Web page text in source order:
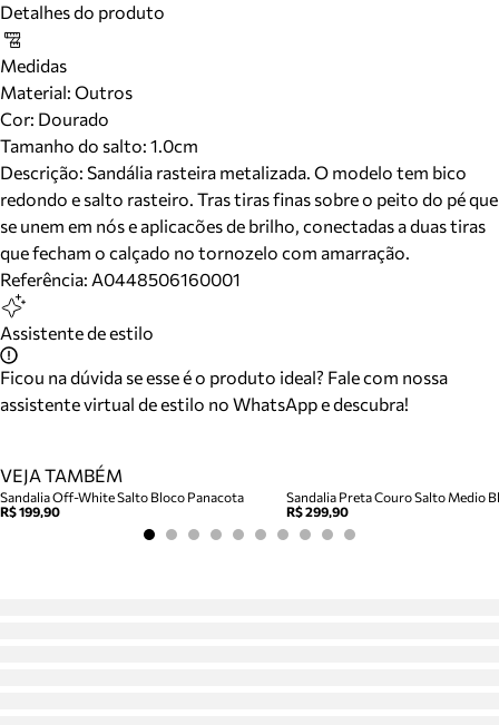
Detalhes do produto
Medidas
Material: Outros
Cor: Dourado
Tamanho do salto: 1.0cm
Descrição: Sandália rasteira metalizada. O modelo tem bico
redondo e salto rasteiro. Tras tiras finas sobre o peito do pé que
se unem em nós e aplicacões de brilho, conectadas a duas tiras
que fecham o calçado no tornozelo com amarração.
Referência: A0448506160001
Assistente de estilo
Ficou na dúvida se esse é o produto ideal? Fale com nossa
assistente virtual de estilo no WhatsApp e descubra!
VEJA TAMBÉM
Sandalia Off-White Salto Bloco Panacota
R$ 199,90
Sandalia Preta Couro Salto Medio
R$ 299,90